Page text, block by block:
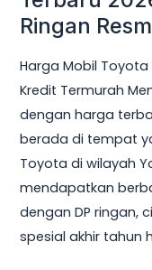
Ringan
Harga Mobil
Kredit Termurah
dengan harga
berada di tempat
Toyota di wilayah
mendapatkan
dengan DP ringan,
spesial akhir tahun
Toyota
Terbaru
2026
|
Promo,
Kredit
&
DP
Ringan